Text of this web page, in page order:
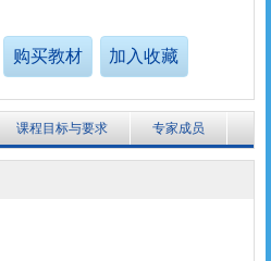
购买教材 加入收藏
课程目标与要求 专家成员